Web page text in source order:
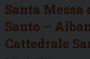
Santa Messa
Santo –
Cattedrale